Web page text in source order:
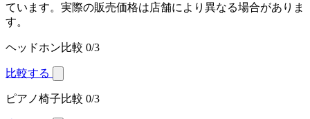
ています。実際の販売価格は店舗により異なる場合がありま
す。
ヘッドホン比較 0/3
比較する
ピアノ椅子比較 0/3